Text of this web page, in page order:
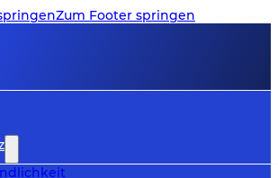
Zum Footer springen